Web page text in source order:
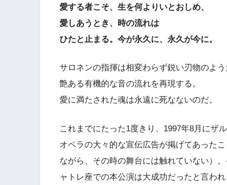
愛する者こそ、生を何よりいとおしめ、
愛しあうとき、時の流れは
ひたと止まる。今が永久に、永久が今に。
サロネンの指揮は相変わらず鋭い刃物のよ
艶ある有機的な音の流れを再現する。
愛に満たされた魂は永遠に死なないのだ。
これまでにたった1度きり、1997年8月にザ
オペラの大々的な宣伝広告が掲げてあった
ながら、その時の舞台には触れていない）
ャトレ座での本公演は大成功だったと言われ